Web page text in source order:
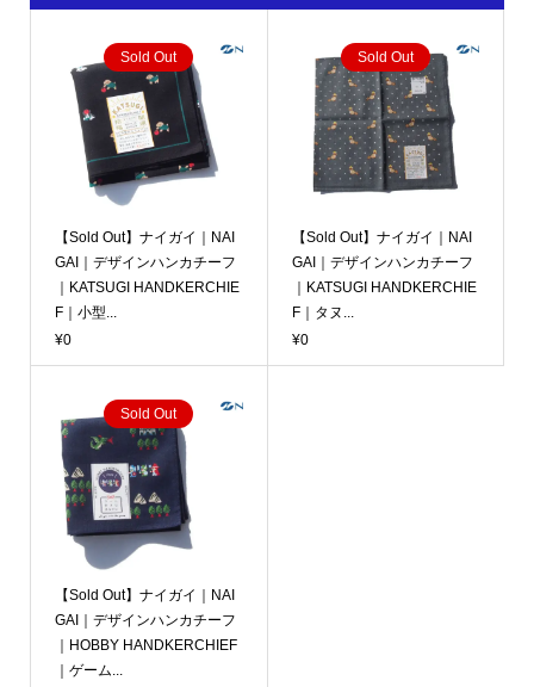
Sold Out
【Sold Out】ナイガイ｜NAI
GAI｜デザインハンカチーフ
｜KATSUGI HANDKERCHIE
F｜小型...
¥0
Sold Out
【Sold Out】ナイガイ｜NAI
GAI｜デザインハンカチーフ
｜KATSUGI HANDKERCHIE
F｜タヌ...
¥0
Sold Out
【Sold Out】ナイガイ｜NAI
GAI｜デザインハンカチーフ
｜HOBBY HANDKERCHIEF
｜ゲーム...